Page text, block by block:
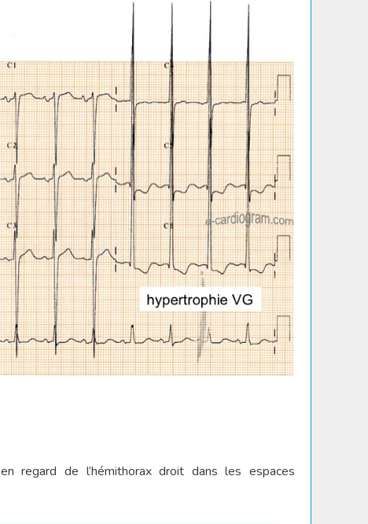
en regard de l’hémithorax droit dans les espaces